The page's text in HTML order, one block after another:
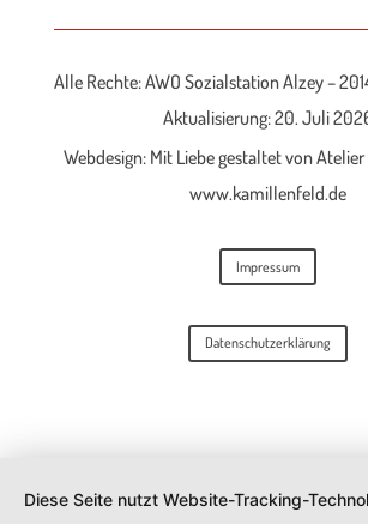
Alle Rechte: AWO Sozialstation Alzey –
Aktualisierung: 20. Juli
Webdesign: Mit Liebe gestaltet von
www.kamillenfeld.de
Impressum
Datenschutzerklärung
Diese Seite nutzt Website-Tracking-